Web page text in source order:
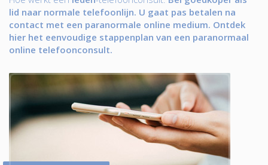
lid naar normale telefoonlijn. U gaat pas betalen na
contact met een paranormale online medium. Ontdek
hier het eenvoudige stappenplan van een paranormaal
online telefoonconsult.